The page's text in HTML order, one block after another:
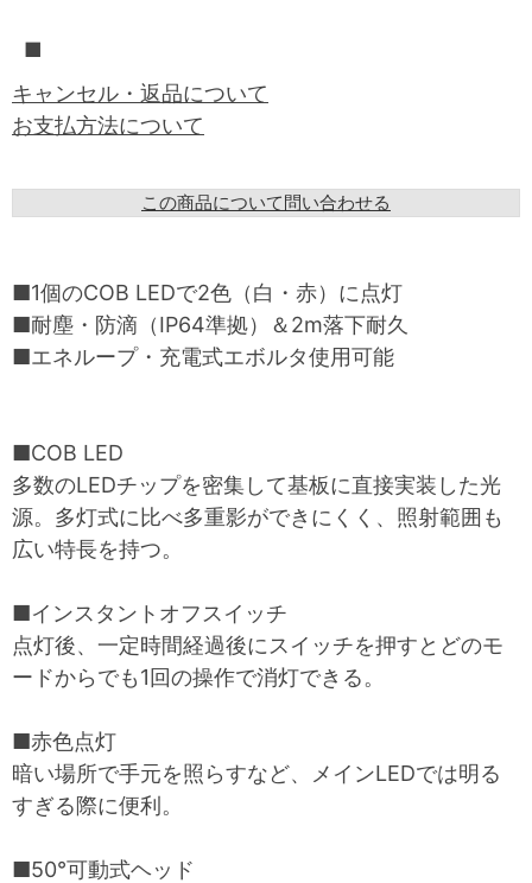
■
キャンセル・返品について
お支払方法について
この商品について問い合わせる
■1個のCOB LEDで2色（白・赤）に点灯
■耐塵・防滴（IP64準拠）＆2m落下耐久
■エネループ・充電式エボルタ使用可能
■COB LED
多数のLEDチップを密集して基板に直接実装した光
源。多灯式に比べ多重影ができにくく、照射範囲も
広い特長を持つ。
■インスタントオフスイッチ
点灯後、一定時間経過後にスイッチを押すとどのモ
ードからでも1回の操作で消灯できる。
■赤色点灯
暗い場所で手元を照らすなど、メインLEDでは明る
すぎる際に便利。
■50°可動式ヘッド